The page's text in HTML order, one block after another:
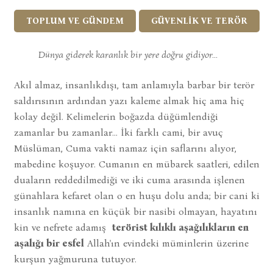
TOPLUM VE GÜNDEM GÜVENLİK VE TERÖR
Dünya giderek karanlık bir yere doğru gidiyor...
Akıl almaz, insanlıkdışı, tam anlamıyla barbar bir terör
saldırısının ardından yazı kaleme almak hiç ama hiç
kolay değil. Kelimelerin boğazda düğümlendiği
zamanlar bu zamanlar... İki farklı cami, bir avuç
Müslüman, Cuma vakti namaz için saflarını alıyor,
mabedine koşuyor. Cumanın en mübarek saatleri, edilen
duaların reddedilmediği ve iki cuma arasında işlenen
günahlara kefaret olan o en huşu dolu anda; bir cani ki
insanlık namına en küçük bir nasibi olmayan, hayatını
kin ve nefrete adamış terörist kılıklı aşağılıkların en
aşalığı bir esfelAllah'ın evindeki müminlerin üzerine
kurşun yağmuruna tutuyor.